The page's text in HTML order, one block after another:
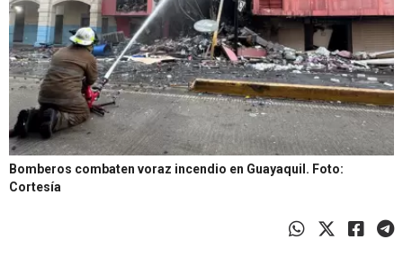
Bomberos combaten voraz incendio en Guayaquil. Foto:
Cortesía